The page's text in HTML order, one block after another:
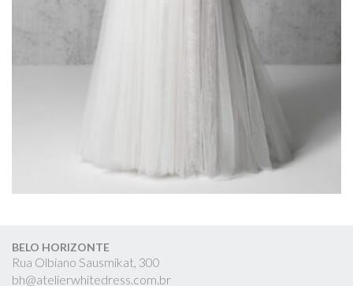
BELO HORIZONTE
Rua Olbiano Sausmikat, 300
bh@atelierwhitedress.com.br